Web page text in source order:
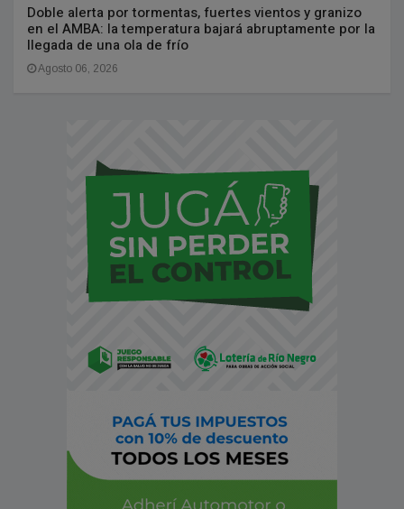
Doble alerta por tormentas, fuertes vientos y granizo
en el AMBA: la temperatura bajará abruptamente por la
llegada de una ola de frío
Agosto 06, 2026